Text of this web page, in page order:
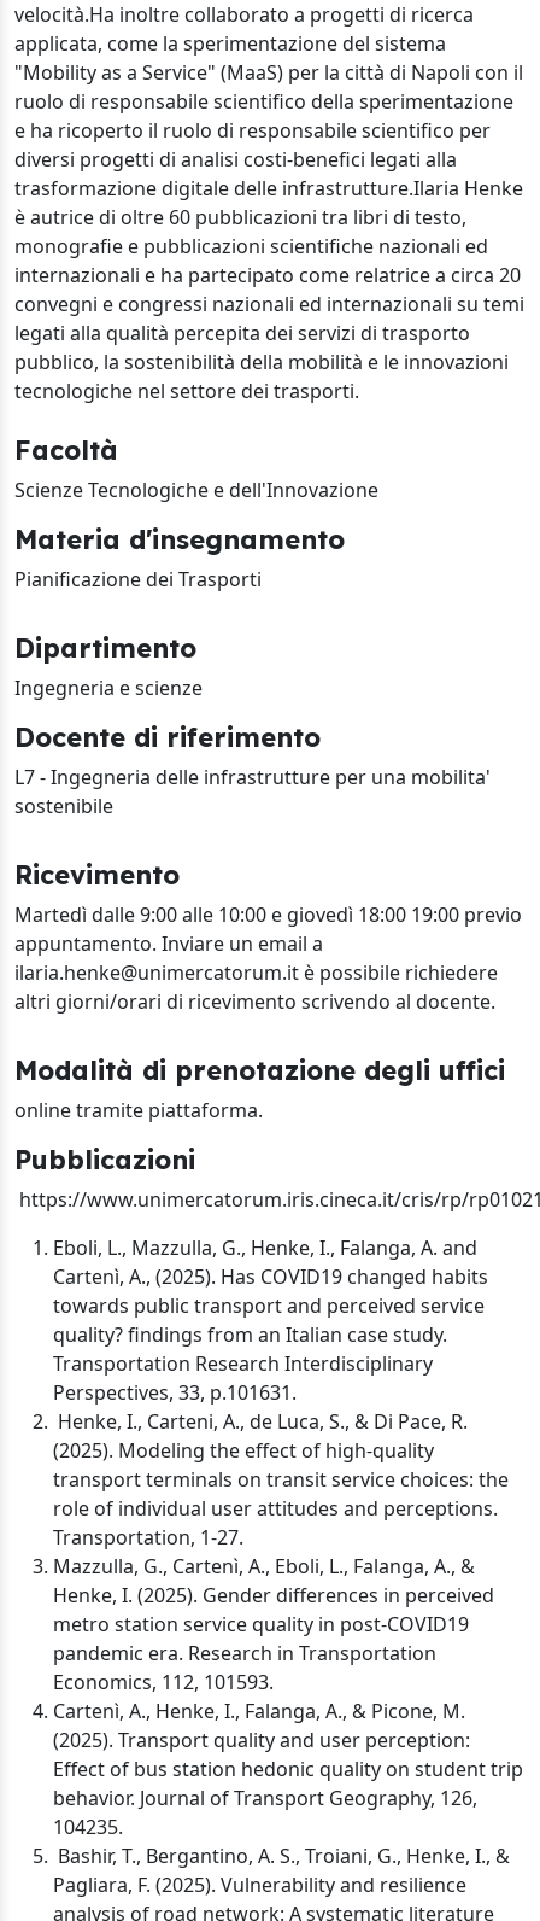
velocità.Ha inoltre collaborato a progetti di ricerca
applicata, come la sperimentazione del sistema
"Mobility as a Service" (MaaS) per la città di Napoli con il
ruolo di responsabile scientifico della sperimentazione
e ha ricoperto il ruolo di responsabile scientifico per
diversi progetti di analisi costi-benefici legati alla
trasformazione digitale delle infrastrutture.Ilaria Henke
è autrice di oltre 60 pubblicazioni tra libri di testo,
monografie e pubblicazioni scientifiche nazionali ed
internazionali e ha partecipato come relatrice a circa 20
convegni e congressi nazionali ed internazionali su temi
legati alla qualità percepita dei servizi di trasporto
pubblico, la sostenibilità della mobilità e le innovazioni
tecnologiche nel settore dei trasporti.
Facoltà
Scienze Tecnologiche e dell'Innovazione
Materia d'insegnamento
Pianificazione dei Trasporti
Dipartimento
Ingegneria e scienze
Docente di riferimento
L7 - Ingegneria delle infrastrutture per una mobilita'
sostenibile
Ricevimento
Martedì dalle 9:00 alle 10:00 e giovedì 18:00 19:00 previo
appuntamento. Inviare un email a
ilaria.henke@unimercatorum.it è possibile richiedere
altri giorni/orari di ricevimento scrivendo al docente.
Modalità di prenotazione degli uffici
online tramite piattaforma.
Pubblicazioni
https://www.unimercatorum.iris.cineca.it/cris/rp/
Eboli, L., Mazzulla, G., Henke, I., Falanga, A. and
Cartenì, A., (2025). Has COVID19 changed habits
towards public transport and perceived service
quality? findings from an Italian case study.
Transportation Research Interdisciplinary
Perspectives, 33, p.101631.
Henke, I., Carteni, A., de Luca, S., & Di Pace, R.
(2025). Modeling the effect of high-quality
transport terminals on transit service choices: the
role of individual user attitudes and perceptions.
Transportation, 1-27.
Mazzulla, G., Cartenì, A., Eboli, L., Falanga, A., &
Henke, I. (2025). Gender differences in perceived
metro station service quality in post-COVID19
pandemic era. Research in Transportation
Economics, 112, 101593.
Cartenì, A., Henke, I., Falanga, A., & Picone, M.
(2025). Transport quality and user perception:
Effect of bus station hedonic quality on student trip
behavior. Journal of Transport Geography, 126,
104235.
Bashir, T., Bergantino, A. S., Troiani, G., Henke, I., &
Pagliara, F. (2025). Vulnerability and resilience
analysis of road network: A systematic literature